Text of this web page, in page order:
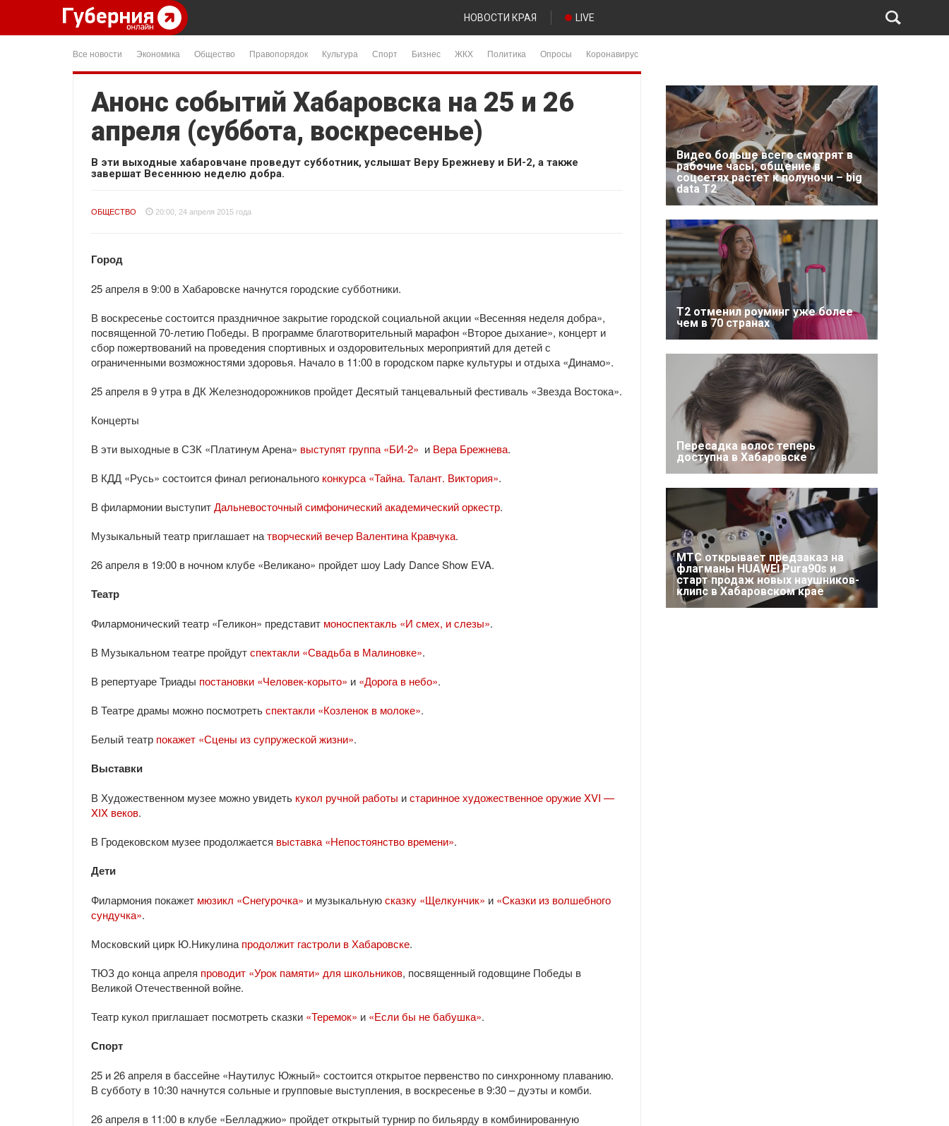
НОВОСТИ КРАЯ LIVE
Все новости Экономика Общество Правопорядок Культура Спорт Бизнес ЖКХ Политика Опросы Коронавирус
Анонс событий Хабаровска на 25 и 26
апреля (суббота, воскресенье)
В эти выходные хабаровчане проведут субботник, услышат Веру Брежневу и БИ-2, а также
завершат Весеннюю неделю добра.
ОБЩЕСТВО 20:00, 24 апреля 2015 года
Город
25 апреля в 9:00 в Хабаровске начнутся городские субботники.
В воскресенье состоится праздничное закрытие городской социальной акции «Весенняя неделя добра»,
посвященной 70-летию Победы. В программе благотворительный марафон «Второе дыхание», концерт и
сбор пожертвований на проведения спортивных и оздоровительных мероприятий для детей с
ограниченными возможностями здоровья. Начало в 11:00 в городском парке культуры и отдыха «Динамо».
25 апреля в 9 утра в ДК Железнодорожников пройдет Десятый танцевальный фестиваль «Звезда Востока».
Концерты
В эти выходные в СЗК «Платинум Арена» выступят группа «БИ-2» и Вера Брежнева.
В КДД «Русь» состоится финал регионального конкурса «Тайна. Талант. Виктория».
В филармонии выступитДальневосточный симфонический академический оркестр.
Музыкальный театр приглашает натворческий вечер Валентина Кравчука.
26 апреля в 19:00 в ночном клубе «Великано» пройдет шоу Lady Dance Show EVA.
Театр
Филармонический театр «Геликон» представит моноспектакль «И смех, и слезы».
В Музыкальном театре пройдутспектакли «Свадьба в Малиновке».
В репертуаре Триады постановки «Человек-корыто» и «Дорога в небо».
В Театре драмы можно посмотретьспектакли «Козленок в молоке».
Белый театр покажет «Сцены из супружеской жизни».
Выставки
В Художественном музее можно увидеть кукол ручной работы истаринное художественное оружие XVI —
XIX веков.
В Гродековском музее продолжается выставка «Непостоянство времени».
Дети
Филармония покажет мюзикл «Снегурочка» и музыкальнуюсказку «Щелкунчик» и «Сказки из волшебного
сундучка».
Московский цирк Ю.Никулина продолжит гастроли в Хабаровске.
ТЮЗ до конца апреля проводит «Урок памяти» для школьников, посвященный годовщине Победы в
Великой Отечественной войне.
Театр кукол приглашает посмотреть сказки «Теремок» и «Если бы не бабушка».
Спорт
25 и 26 апреля в бассейне «Наутилус Южный» состоится открытое первенство по синхронному плаванию.
В субботу в 10:30 начнутся сольные и групповые выступления, в воскресенье в 9:30 – дуэты и комби.
26 апреля в 11:00 в клубе «Белладжио» пройдет открытый турнир по бильярду в комбинированную
Видео больше всего смотрят в
рабочие часы, общение в
соцсетях растет к полуночи – big
data T2
Т2 отменил роуминг уже более
чем в 70 странах
Пересадка волос теперь
доступна в Хабаровске
МТС открывает предзаказ на
флагманы HUAWEI Pura90s и
старт продаж новых наушников-
клипс в Хабаровском крае